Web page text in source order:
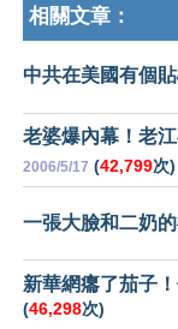
相關文章：
中共在美國有個
老婆爆內幕！老
2006/5/17 (42,799次)
一張大臉和二奶
新華網癟了茄子
(46,298次)